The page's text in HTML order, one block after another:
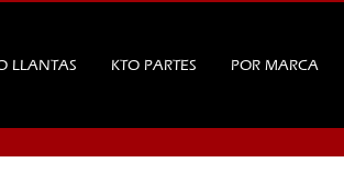
LLANTAS KTO PARTES POR MARCA